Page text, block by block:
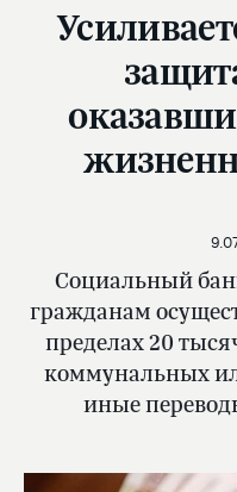
Социальный
гражданам
пределах 20
коммунальных
иные